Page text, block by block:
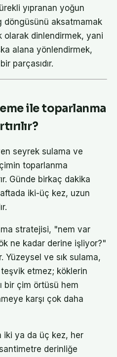
yıpranan yoğun
döngüsünü aksatmamak
olarak dinlendirmek, yani
alana yönlendirmek,
parçasıdır.
ile toparlanma
seyrek sulama ve
toparlanma
Günde birkaç dakika
iki-üç kez, uzun
stratejisi, "nem var
ne kadar derine işliyor?"
Yüzeysel ve sık sulama,
etmez; köklerin
bir çim örtüsü hem
karşı çok daha
iki ya da üç kez, her
derinliğe